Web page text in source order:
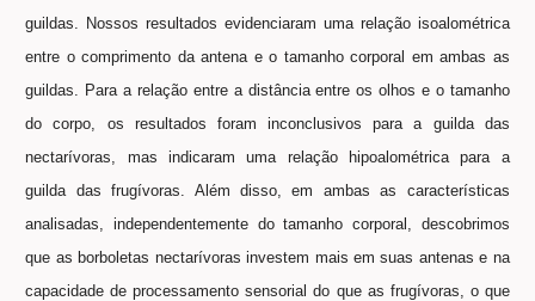
guildas. Nossos resultados evidenciaram uma relação isoalométrica
entre o comprimento da antena e o tamanho corporal em ambas as
guildas. Para a relação entre a distância entre os olhos e o tamanho
do corpo, os resultados foram inconclusivos para a guilda das
nectarívoras, mas indicaram uma relação hipoalométrica para a
guilda das frugívoras. Além disso, em ambas as características
analisadas, independentemente do tamanho corporal, descobrimos
que as borboletas nectarívoras investem mais em suas antenas e na
capacidade de processamento sensorial do que as frugívoras, o que